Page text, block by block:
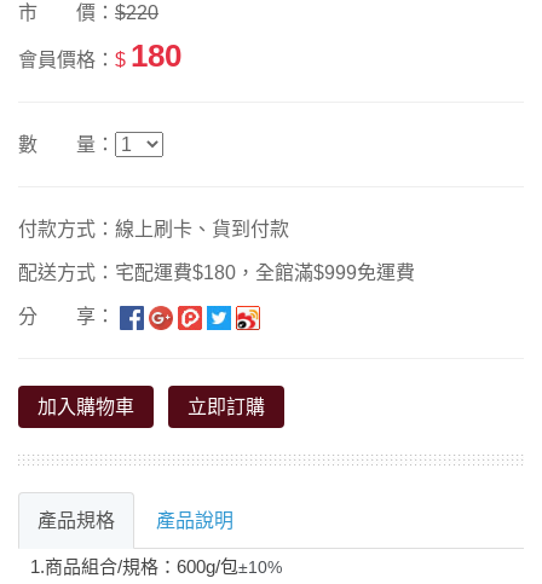
市 價： $220
會員價格： $ 180
數 量：
付款方式：線上刷卡、貨到付款
配送方式：宅配運費$180，全館滿$999免運費
分 享：
加入購物車 立即訂購
產品規格 產品說明